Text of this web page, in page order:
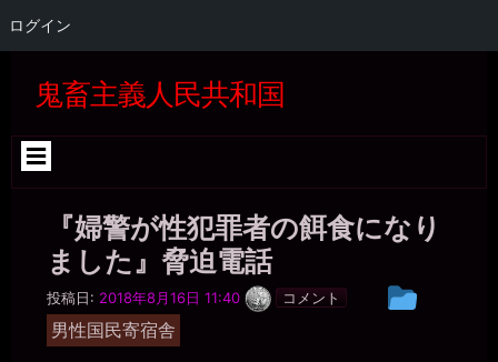
ログイン
ン
テ
ス
キ
ッ
プ
鬼畜主義人民共和国
『婦警が性犯罪者の餌食になり
ました』脅迫電話
投稿日: 2018年8月16日 11:40
一
枚
コメント
男性国民寄宿舎